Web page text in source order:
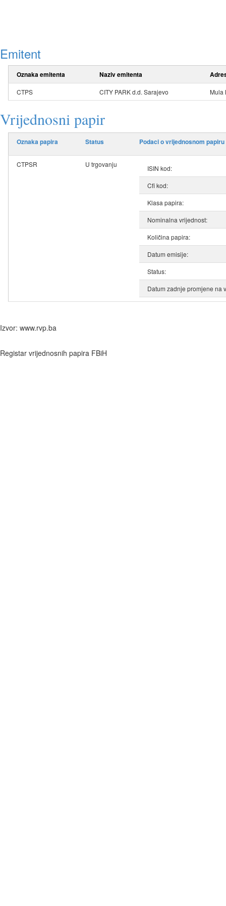
Emitent
Oznaka emitenta Naziv emitenta
CTPS CITY PARK d.d. Sarajevo Mula
Vrijednosni papir
Oznaka papira Status Podaci o vrijednosnom papiru
CTPSR U trgovanju
ISIN kod:
Cfi kod:
Klasa papira:
Nominalna vrijednost:
Količina papira:
Datum emisije:
Status:
Datum zadnje promjene na
Izvor: www.rvp.ba
Registar vrijednosnih papira FBiH